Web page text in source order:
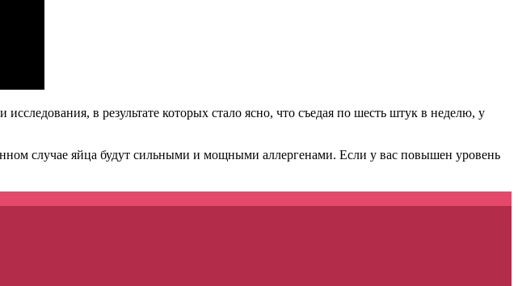
в результате которых стало ясно, что съедая по шесть штук в неделю, у
случае яйца будут сильными и мощными аллергенами. Если у вас повышен уровень